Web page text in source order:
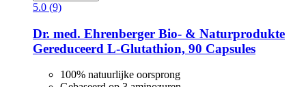
5.0 (9)
Dr. med. Ehrenberger Bio- & Naturprodukte
Gereduceerd L-​Glutathion, 90 Capsules
100% natuurlijke oorsprong